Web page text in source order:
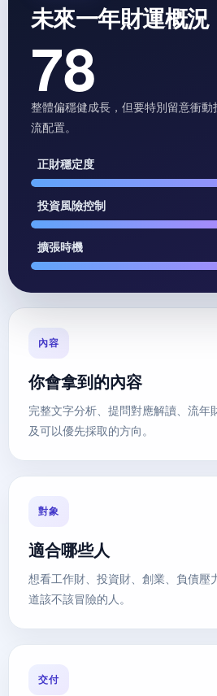
未來一年財運概況
78
整體偏穩健成長，但要特別留意衝
流配置。
正財穩定度
投資風險控制
擴張時機
內容
你會拿到的內容
完整文字分析、提問對應解讀、流年
及可以優先採取的方向。
對象
適合哪些人
想看工作財、投資財、創業、負債壓
道該不該冒險的人。
交付